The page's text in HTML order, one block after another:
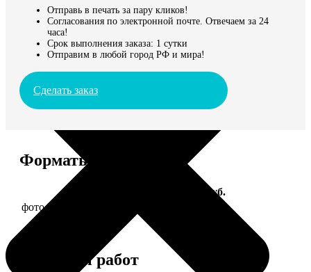
Отправь в печать за пару кликов!
Согласования по электронной почте. Отвечаем за 24
часа!
Срок выполнения заказа: 1 сутки
Отправим в любой город РФ и мира!
Сделать заказ
Форматы и цены
Цена, руб.
фото 30х30 в деревянной рамке
Примеры работ